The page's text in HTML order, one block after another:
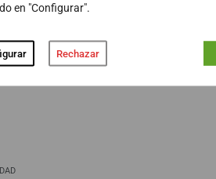
en "Configurar".
Rechazar